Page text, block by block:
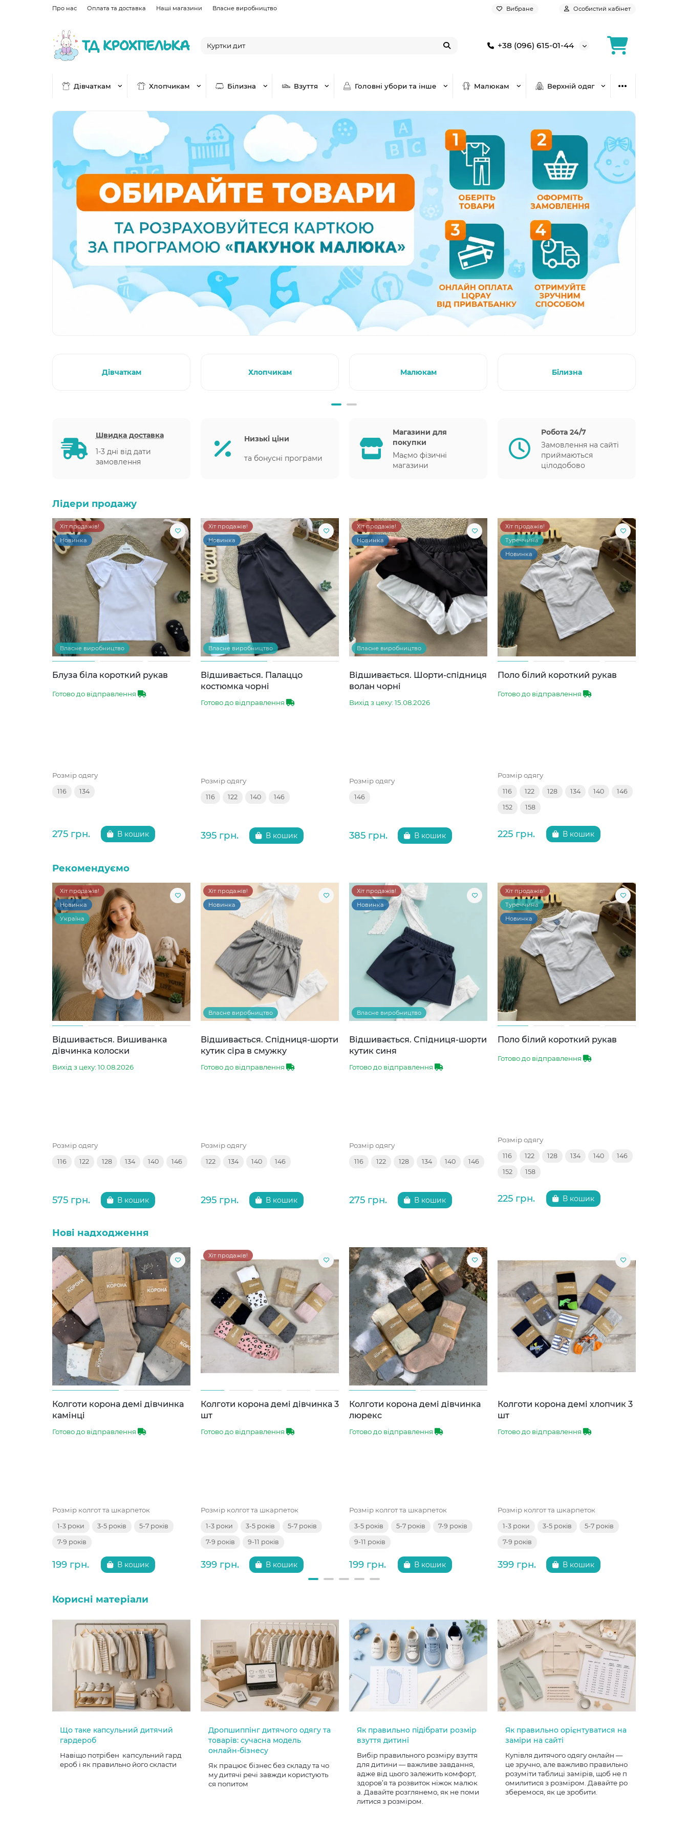
Про нас Оплата та доставка Наші магазини Власне виробництво Вибране Особистий кабінет
+38 (096) 615-01-44
Дівчаткам Хлопчикам Білизна Взуття Головні убори та інше Малюкам Верхній одяг
Дівчаткам Хлопчикам Малюкам Білизна
Швидка доставка
1-3 дні від дати
замовлення
Низькі ціни
та бонусні програми
Магазини для
покупки
Маємо фізичні
магазини
Робота 24/7
Замовлення на сайті
приймаються
цілодобово
Лідери продажу
Хіт продажів!
Новинка
Власне виробництво
Блуза біла короткий рукав
Готово до відправлення
Розмір одягу
116 134
275 грн. В кошик
Хіт продажів!
Новинка
Власне виробництво
Відшивається. Палаццо
костюмка чорні
Готово до відправлення
Розмір одягу
116 122 140 146
395 грн. В кошик
Хіт продажів!
Новинка
Власне виробництво
Відшивається. Шорти-спідниця
волан чорні
Вихід з цеху: 15.08.2026
Розмір одягу
146
385 грн. В кошик
Хіт продажів!
Туреччина
Новинка
Поло білий короткий рукав
Готово до відправлення
Розмір одягу
116 122 128 134 140 146
152 158
225 грн. В кошик
Рекомендуємо
Хіт продажів!
Новинка
Україна
Відшивається. Вишиванка
дівчинка колоски
Вихід з цеху: 10.08.2026
Розмір одягу
116 122 128 134 140 146
575 грн. В кошик
Хіт продажів!
Новинка
Власне виробництво
Відшивається. Спідниця-шорти
кутик сіра в смужку
Готово до відправлення
Розмір одягу
122 134 140 146
295 грн. В кошик
Хіт продажів!
Новинка
Власне виробництво
Відшивається. Спідниця-шорти
кутик синя
Готово до відправлення
Розмір одягу
116 122 128 134 140 146
275 грн. В кошик
Хіт продажів!
Туреччина
Новинка
Поло білий короткий рукав
Готово до відправлення
Розмір одягу
116 122 128 134 140 146
152 158
225 грн. В кошик
Нові надходження
Колготи корона демі дівчинка
камінці
Готово до відправлення
Розмір колгот та шкарпеток
1-3 роки 3-5 років 5-7 років
7-9 років
199 грн. В кошик
Хіт продажів!
Колготи корона демі дівчинка 3
шт
Готово до відправлення
Розмір колгот та шкарпеток
1-3 роки 3-5 років 5-7 років
7-9 років 9-11 років
399 грн. В кошик
Колготи корона демі дівчинка
люрекс
Готово до відправлення
Розмір колгот та шкарпеток
3-5 років 5-7 років 7-9 років
9-11 років
199 грн. В кошик
Колготи корона демі хлопчик 3
шт
Готово до відправлення
Розмір колгот та шкарпеток
1-3 роки 3-5 років 5-7 років
7-9 років
399 грн. В кошик
Корисні матеріали
Що таке капсульний дитячий
гардероб
Навіщо потрібен капсульний гард
ероб і як правильно його скласти
Дропшиппінг дитячого одягу та
товарів: сучасна модель
онлайн-бізнесу
Як працює бізнес без складу та чо
му дитячі речі завжди користують
ся попитом
Як правильно підібрати розмір
взуття дитині
Вибір правильного розміру взуття
для дитини — важливе завдання,
адже від цього залежить комфорт,
здоров’я та розвиток ніжок малюк
а. Давайте розглянемо, як не поми
литися з розміром.
Як правильно орієнтуватися на
заміри на сайті
Купівля дитячого одягу онлайн —
це зручно, але важливо правильно
розуміти таблиці замірів, щоб не п
омилитися з розміром. Давайте ро
зберемося, як це зробити.